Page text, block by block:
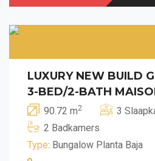
LUXURY NEW BUILD
3-BED/2-BATH
90.72 m2
3
2 Badkamers
Type: Bungalow Planta Baja